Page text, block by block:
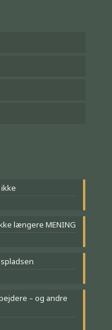
længere MENING
– og andre